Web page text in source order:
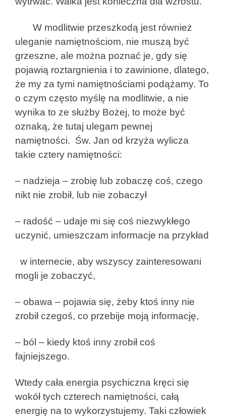
W modlitwie przeszkodą jest również
uleganie namiętnościom, nie muszą być
grzeszne, ale można poznać je, gdy się
pojawią roztargnienia i to zawinione, dlatego,
że my za tymi namiętnościami podążamy. To
o czym często myślę na modlitwie, a nie
wynika to ze służby Bożej, to może być
oznaką, że tutaj ulegam pewnej
namiętności. Św. Jan od krzyża wylicza
takie cztery namiętności:
– nadzieja – zrobię lub zobaczę coś, czego
nikt nie zrobił, lub nie zobaczył
– radość – udaje mi się coś niezwykłego
uczynić, umieszczam informacje na przykład
w internecie, aby wszyscy zainteresowani
mogli je zobaczyć,
– obawa – pojawia się, żeby ktoś inny nie
zrobił czegoś, co przebije moją informację,
– ból – kiedy ktoś inny zrobił coś
fajniejszego.
Wtedy cała energia psychiczna kręci się
wokół tych czterech namiętności, całą
energię na to wykorzystujemy. Taki człowiek